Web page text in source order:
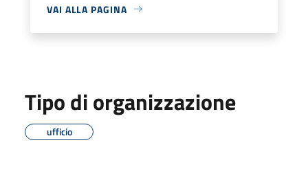
VAI ALLA PAGINA
Tipo di organizzazione
ufficio